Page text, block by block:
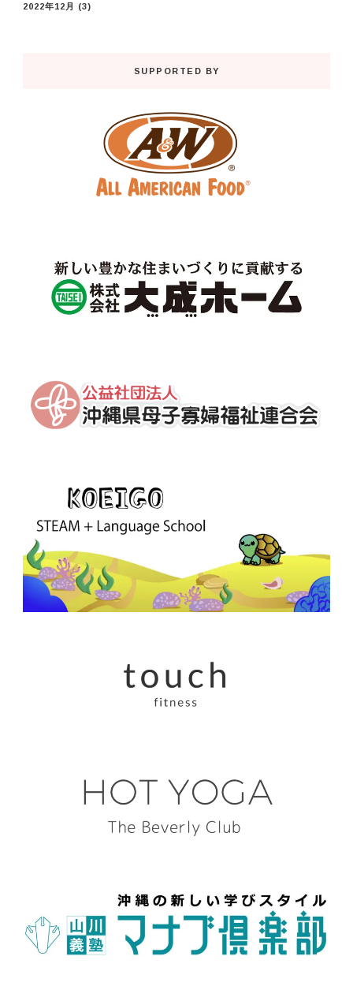
2022年12月 (3)
SUPPORTED BY